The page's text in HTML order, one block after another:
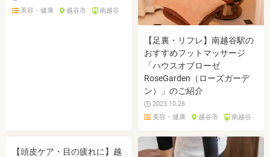
美容・健康
越谷市 南越谷
【足裏・リフレ】南越谷駅の
おすすめフットマッサージ
「ハウスオブローゼ
RoseGarden（ローズガーデ
ン）」のご紹介
2023.10.26
美容・健康
越谷市 南越谷
【頭皮ケア・目の疲れに】越